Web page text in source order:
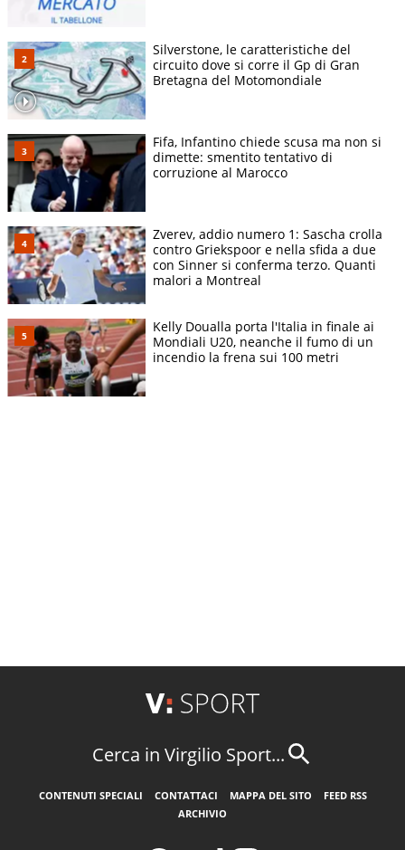
Silverstone, le caratteristiche del
circuito dove si corre il Gp di Gran
Bretagna del Motomondiale
Fifa, Infantino chiede scusa ma non si
dimette: smentito tentativo di
corruzione al Marocco
Zverev, addio numero 1: Sascha crolla
contro Griekspoor e nella sfida a due
con Sinner si conferma terzo. Quanti
malori a Montreal
Kelly Doualla porta l'Italia in finale ai
Mondiali U20, neanche il fumo di un
incendio la frena sui 100 metri
Cerca in Virgilio Sport...
CONTENUTI SPECIALI CONTATTACI MAPPA DEL SITO
FEED RSS
ARCHIVIO